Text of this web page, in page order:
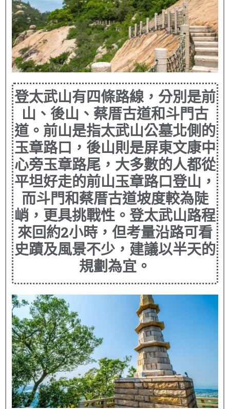
登太武山有四條路線，分別是前
山、後山、蔡厝古道和斗門古
道。前山是指太武山公墓北側的
玉章路口，後山則是屏東文康中
心旁玉章路尾，大多數的人都從
平坦好走的前山玉章路口登山，
而斗門和蔡厝古道坡度較為陡
峭，更具挑戰性。登太武山路程
來回約2小時，但考量沿路可看
史蹟及風景不少，建議以半天的
規劃為宜。